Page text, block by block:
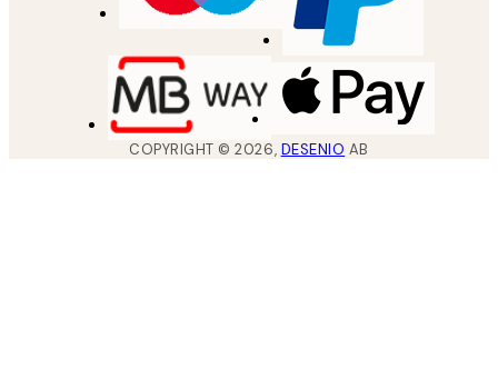
COPYRIGHT ©2026, DESENIO AB